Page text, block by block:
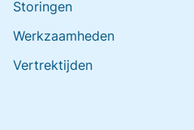
Storingen
Werkzaamheden
Vertrektijden